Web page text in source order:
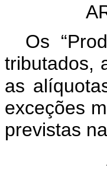
Os
tributados,
as
exceções
previstas